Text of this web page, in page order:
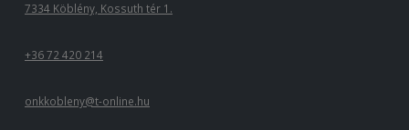
7334 Köblény, Kossuth tér 1.
+36 72 420 214
onkkobleny@t-online.hu